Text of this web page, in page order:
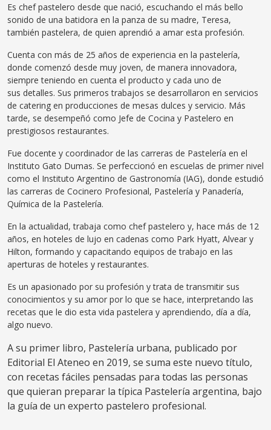
Es chef pastelero desde que nació, escuchando el más bello
sonido de una batidora en la panza de su madre, Teresa,
también pastelera, de quien aprendió a amar esta profesión.
Cuenta con más de 25 años de experiencia en la pastelería,
donde comenzó desde muy joven, de manera innovadora,
siempre teniendo en cuenta el producto y cada uno de
sus detalles. Sus primeros trabajos se desarrollaron en servicios
de catering en producciones de mesas dulces y servicio. Más
tarde, se desempeñó como Jefe de Cocina y Pastelero en
prestigiosos restaurantes.
Fue docente y coordinador de las carreras de Pastelería en el
Instituto Gato Dumas. Se perfeccionó en escuelas de primer nivel
como el Instituto Argentino de Gastronomía (IAG), donde estudió
las carreras de Cocinero Profesional, Pastelería y Panadería,
Química de la Pastelería.
En la actualidad, trabaja como chef pastelero y, hace más de 12
años, en hoteles de lujo en cadenas como Park Hyatt, Alvear y
Hilton, formando y capacitando equipos de trabajo en las
aperturas de hoteles y restaurantes.
Es un apasionado por su profesión y trata de transmitir sus
conocimientos y su amor por lo que se hace, interpretando las
recetas que le dio esta vida pastelera y aprendiendo, día a día,
algo nuevo.
A su primer libro, Pastelería urbana, publicado por
Editorial El Ateneo en 2019, se suma este nuevo título,
con recetas fáciles pensadas para todas las personas
que quieran preparar la típica Pastelería argentina, bajo
la guía de un experto pastelero profesional.